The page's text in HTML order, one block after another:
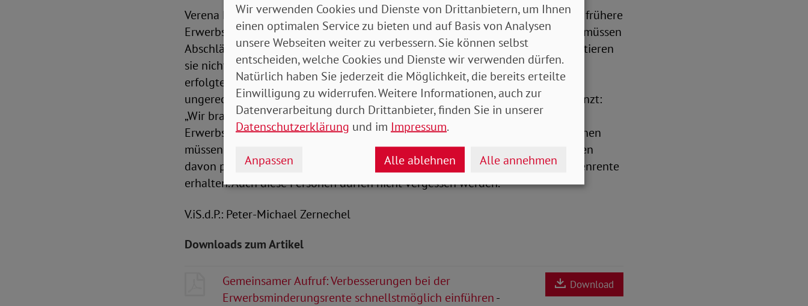
Verena Bentele, Präsidentin des Sozialverband VdK Deutschland, betont: „Viele frühere
Erwerbsminderungsrentnerinnen und -rentner leben heutzutage in Armut. Sie müssen
Abschläge von bis zu 10,8 Prozent auf ihre Rente in Kauf nehmen. Zudem profitieren
sie nicht von den Verbesserungen bei der Zurechnungszeit, die 2014 und 2019
erfolgten. Diese erhalten jeweils nur neue Erwerbsminderungsrentner. Das ist
ungerecht und durch nichts zu rechtfertigen. SoVD-Präsident Adolf Bauer ergänzt:
„Wir brauchen schnellstmöglich Verbesserungen auch für die früheren
Erwerbsminderungsrentner, wie im Koalitionsvertrag beschlossen. Diese Personen
müssen einen Aufschlag auf ihre Rente erhalten. Zudem müssen auch diejenigen
davon profitieren, die in der Zwischenzeit eine Altersrente oder Hinterbliebenenrente
erhalten. Auch diese Personen dürfen nicht vergessen werden.“
V.iS.d.P.: Peter-Michael Zernechel
Downloads zum Artikel
Gemeinsamer Aufruf: Verbesserungen bei der
Erwerbsminderungsrente schnellstmöglich einführen-
Download
Wir verwenden Cookies und Dienste von Drittanbietern, um Ihnen
einen optimalen Service zu bieten und auf Basis von Analysen
unsere Webseiten weiter zu verbessern. Sie können selbst
entscheiden, welche Cookies und Dienste wir verwenden dürfen.
Natürlich haben Sie jederzeit die Möglichkeit, die bereits erteilte
Einwilligung zu widerrufen. Weitere Informationen, auch zur
Datenverarbeitung durch Drittanbieter, finden Sie in unserer
Datenschutzerklärung und im Impressum.
Anpassen Alle ablehnen Alle annehmen